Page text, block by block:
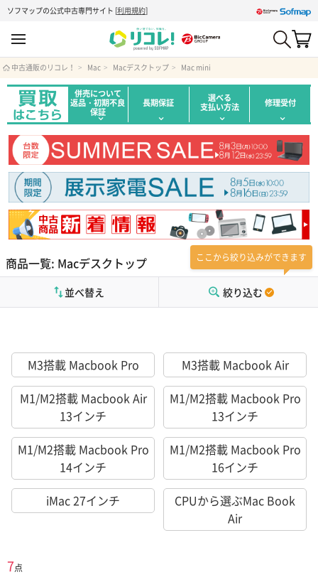
ソフマップの公式中古専門サイト [利用規約]
中古通販のリコレ！ Mac Macデスクトップ Mac mini
併売について
返品・初期不良
保証
長期保証 選べる
支払い方法 修理受付
商品一覧: Macデスクトップ ここから絞り込みができます
絞り込む
並べ替え
M3搭載 Macbook Pro
M3搭載 Macbook Air
M1/M2搭載 Macbook Air
13インチ
M1/M2搭載 Macbook Pro
13インチ
M1/M2搭載 Macbook Pro
14インチ
M1/M2搭載 Macbook Pro
16インチ
iMac 27インチ
CPUから選ぶMac Book
Air
7点